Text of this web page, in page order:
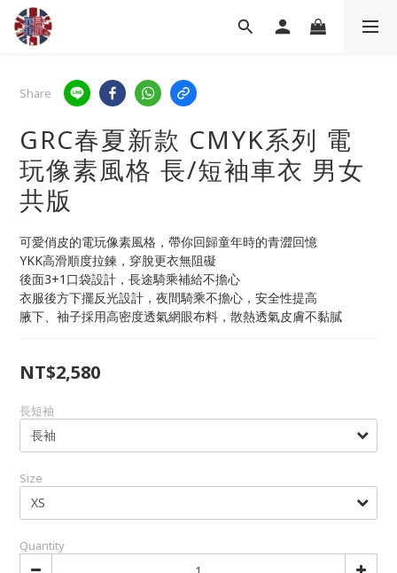
Share
GRC春夏新款 CMYK系列 電
玩像素風格 長/短袖車衣 男女
共版
可愛俏皮的電玩像素風格，帶你回歸童年時的青澀回憶
YKK高滑順度拉鍊，穿脫更衣無阻礙
後面3+1口袋設計，長途騎乘補給不擔心
衣服後方下擺反光設計，夜間騎乘不擔心，安全性提高
腋下、袖子採用高密度透氣網眼布料，散熱透氣皮膚不黏膩
NT$2,580
長短袖
Size
Quantity